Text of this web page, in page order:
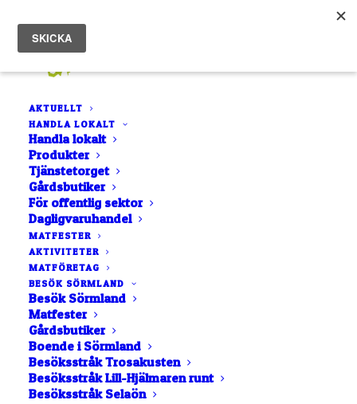
AKTUELLT
HANDLA LOKALT
Handla lokalt
Produkter
Tjänstetorget
Gårdsbutiker
För offentlig sektor
Dagligvaruhandel
MATFESTER
AKTIVITETER
MATFÖRETAG
BESÖK SÖRMLAND
Besök Sörmland
Matfester
Gårdsbutiker
Boende i Sörmland
Besöksstråk Trosakusten
Besöksstråk Lill-Hjälmaren runt
Besöksstråk Selaön
BOKSTAVSORDNING